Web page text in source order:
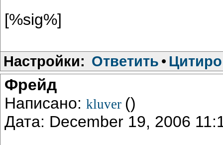
[%sig%]
Настройки: Ответить •
Фрейд
Написано: kluver ()
Дата: December 19, 2006